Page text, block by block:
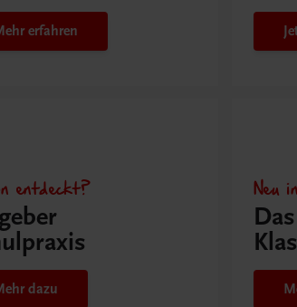
erfahren
entdeckt?
dazu
Neu